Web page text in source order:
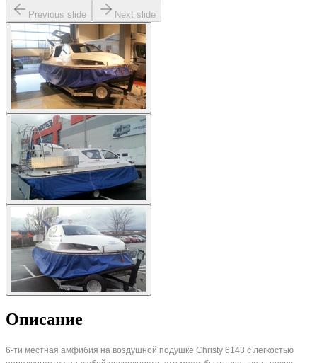
Previous slide Next slide
Описание
6-ти местная амфибия на воздушной подушке Christy 6143 с легкостью